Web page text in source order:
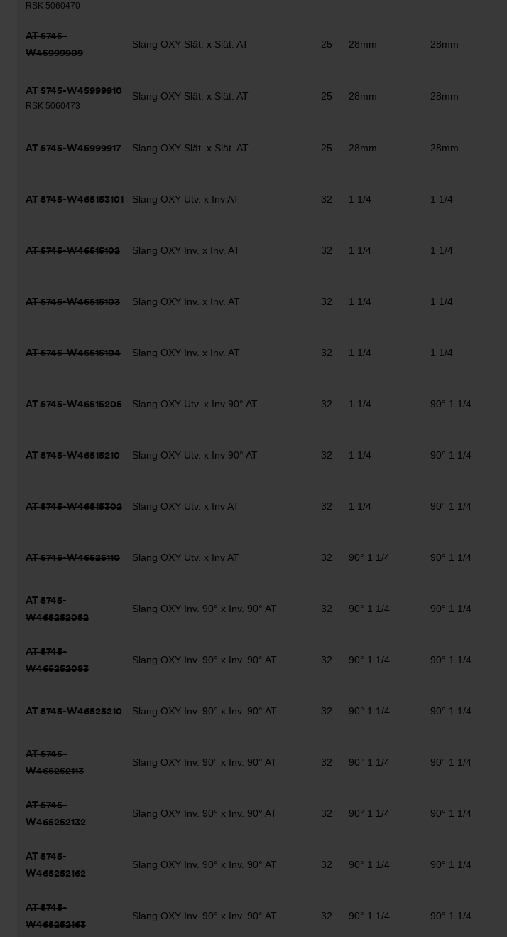
RSK 5060470
AT 5745-
W45999909
Slang OXY Slät. x Slät. AT 25 28mm 28mm
AT 5745-W45999910
RSK 5060473
Slang OXY Slät. x Slät. AT 25 28mm 28mm
AT 5745-W45999917 Slang OXY Slät. x Slät. AT 25 28mm 28mm
AT 5745-W465153101 Slang OXY Utv. x Inv AT 32 1 1/4 1 1/4
AT 5745-W46515102 Slang OXY Inv. x Inv. AT 32 1 1/4 1 1/4
AT 5745-W46515103 Slang OXY Inv. x Inv. AT 32 1 1/4 1 1/4
AT 5745-W46515104 Slang OXY Inv. x Inv. AT 32 1 1/4 1 1/4
AT 5745-W46515205 Slang OXY Utv. x Inv 90° AT 32 1 1/4 90° 1 1/4
AT 5745-W46515210 Slang OXY Utv. x Inv 90° AT 32 1 1/4 90° 1 1/4
AT 5745-W46515302 Slang OXY Utv. x Inv AT 32 1 1/4 90° 1 1/4
AT 5745-W46525110 Slang OXY Utv. x Inv AT 32 90° 1 1/4 90° 1 1/4
AT 5745-
W465252052
Slang OXY Inv. 90° x Inv. 90° AT 32 90° 1 1/4 90° 1 1/4
AT 5745-
W465252083
Slang OXY Inv. 90° x Inv. 90° AT 32 90° 1 1/4 90° 1 1/4
AT 5745-W46525210 Slang OXY Inv. 90° x Inv. 90° AT 32 90° 1 1/4 90° 1 1/4
AT 5745-
W465252113
Slang OXY Inv. 90° x Inv. 90° AT 32 90° 1 1/4 90° 1 1/4
AT 5745-
W465252132
Slang OXY Inv. 90° x Inv. 90° AT 32 90° 1 1/4 90° 1 1/4
AT 5745-
W465252162
Slang OXY Inv. 90° x Inv. 90° AT 32 90° 1 1/4 90° 1 1/4
AT 5745-
W465252163
Slang OXY Inv. 90° x Inv. 90° AT 32 90° 1 1/4 90° 1 1/4